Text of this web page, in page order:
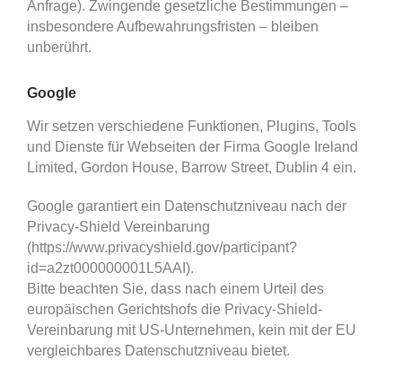
Anfrage). Zwingende gesetzliche Bestimmungen –
insbesondere Aufbewahrungsfristen – bleiben
unberührt.
Google
Wir setzen verschiedene Funktionen, Plugins, Tools
und Dienste für Webseiten der Firma Google Ireland
Limited, Gordon House, Barrow Street, Dublin 4 ein.
Google garantiert ein Datenschutzniveau nach der
Privacy-Shield Vereinbarung
(https://www.privacyshield.gov/participant?
id=a2zt000000001L5AAI).
Bitte beachten Sie, dass nach einem Urteil des
europäischen Gerichtshofs die Privacy-Shield-
Vereinbarung mit US-Unternehmen, kein mit der EU
vergleichbares Datenschutzniveau bietet.